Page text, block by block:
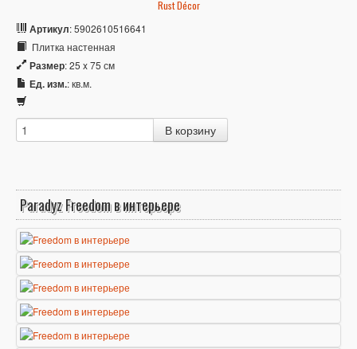
Rust Décor
Артикул: 5902610516641
Плитка настенная
Размер: 25 x 75 см
Ед. изм.: кв.м.
Paradyz Freedom в интерьере